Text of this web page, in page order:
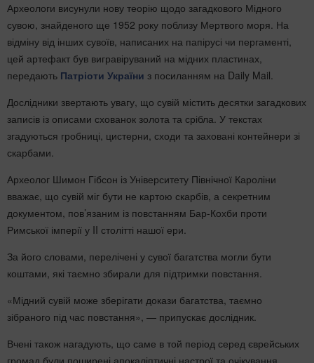
Археологи висунули нову теорію щодо загадкового Мідного
сувою, знайденого ще 1952 року поблизу Мертвого моря. На
відміну від інших сувоїв, написаних на папірусі чи пергаменті,
цей артефакт був вигравіруваний на мідних пластинах,
передають Патріоти України з посиланням на Daily Mail.
Дослідники звертають увагу, що сувій містить десятки загадкових
записів із описами схованок золота та срібла. У текстах
згадуються гробниці, цистерни, сходи та заховані контейнери зі
скарбами.
Археолог Шимон Гібсон із Університету Північної Кароліни
вважає, що сувій міг бути не картою скарбів, а секретним
документом, пов’язаним із повстанням Бар-Кохби проти
Римської імперії у II столітті нашої ери.
За його словами, перелічені у сувої багатства могли бути
коштами, які таємно збирали для підтримки повстання.
«Мідний сувій може зберігати докази багатства, таємно
зібраного під час повстання», — припускає дослідник.
Вчені також нагадують, що саме в той період серед єврейських